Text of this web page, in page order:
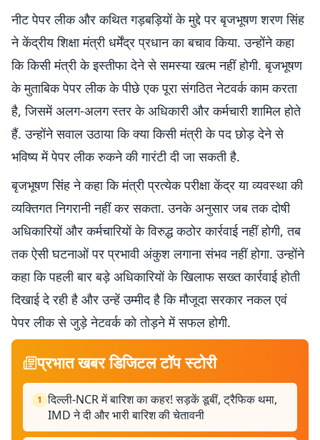
नीट पेपर लीक और कथित गड़बड़ियों के मुद्दे पर बृजभूषण शरण सिंह
ने केंद्रीय शिक्षा मंत्री धर्मेंद्र प्रधान का बचाव किया. उन्होंने कहा
कि किसी मंत्री के इस्तीफा देने से समस्या खत्म नहीं होगी. बृजभूषण
के मुताबिक पेपर लीक के पीछे एक पूरा संगठित नेटवर्क काम करता
है, जिसमें अलग-अलग स्तर के अधिकारी और कर्मचारी शामिल होते
हैं. उन्होंने सवाल उठाया कि क्या किसी मंत्री के पद छोड़ देने से
भविष्य में पेपर लीक रुकने की गारंटी दी जा सकती है.
बृजभूषण सिंह ने कहा कि मंत्री प्रत्येक परीक्षा केंद्र या व्यवस्था की
व्यक्तिगत निगरानी नहीं कर सकता. उनके अनुसार जब तक दोषी
अधिकारियों और कर्मचारियों के विरुद्ध कठोर कार्रवाई नहीं होगी, तब
तक ऐसी घटनाओं पर प्रभावी अंकुश लगाना संभव नहीं होगा. उन्होंने
कहा कि पहली बार बड़े अधिकारियों के खिलाफ सख्त कार्रवाई होती
दिखाई दे रही है और उन्हें उम्मीद है कि मौजूदा सरकार नकल एवं
पेपर लीक से जुड़े नेटवर्क को तोड़ने में सफल होगी.
प्रभात खबर डिजिटल टॉप स्टोरी
1 दिल्ली-NCR में बारिश का कहर! सड़कें डूबीं, ट्रैफिक थमा,
IMD ने दी और भारी बारिश की चेतावनी